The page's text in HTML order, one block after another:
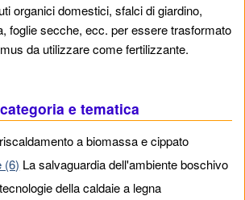
organici domestici, sfalci di giardino,
foglie secche, ecc. per essere trasformato
da utilizzare come fertilizzante.
e tematica
a biomassa e cippato
(6) La salvaguardia dell'ambiente boschivo
della caldaie a legna